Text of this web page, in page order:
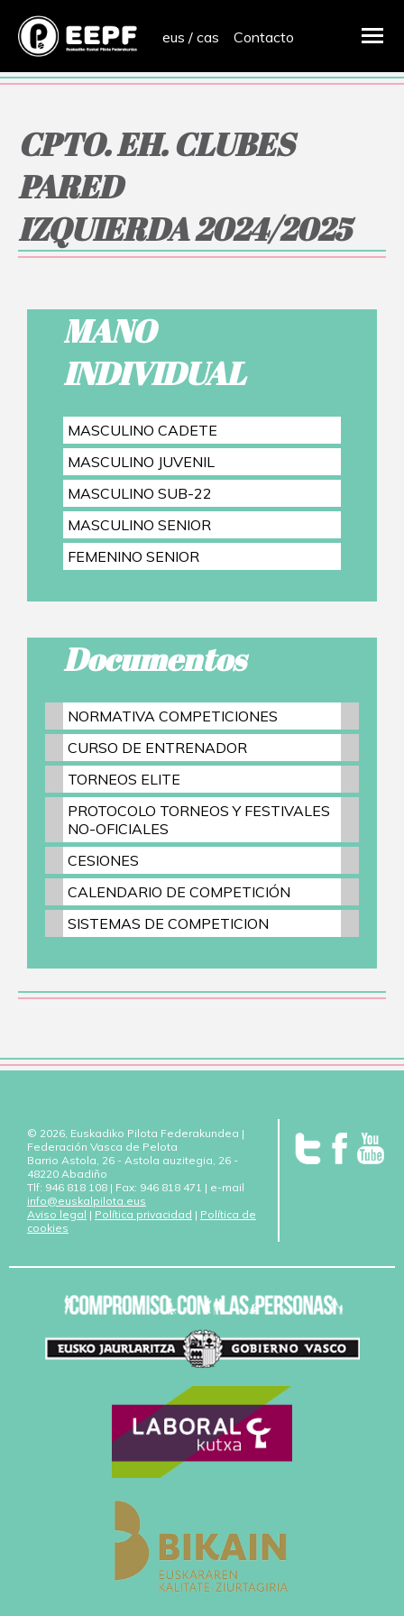
eus / cas Contacto
CPTO. EH. CLUBES
PARED
IZQUIERDA 2024/2025
MANO
INDIVIDUAL
MASCULINO CADETE
MASCULINO JUVENIL
MASCULINO SUB-22
MASCULINO SENIOR
FEMENINO SENIOR
Documentos
NORMATIVA COMPETICIONES
CURSO DE ENTRENADOR
TORNEOS ELITE
PROTOCOLO TORNEOS Y FESTIVALES
NO-OFICIALES
CESIONES
CALENDARIO DE COMPETICIÓN
SISTEMAS DE COMPETICION
© 2026, Euskadiko Pilota Federakundea |
Federación Vasca de Pelota
Barrio Astola, 26 - Astola auzitegia, 26 -
48220 Abadiño
Tlf: 946 818 108 | Fax: 946 818 471 | e-mail
info@euskalpilota.eus
Aviso legal | Política privacidad | Política de
cookies